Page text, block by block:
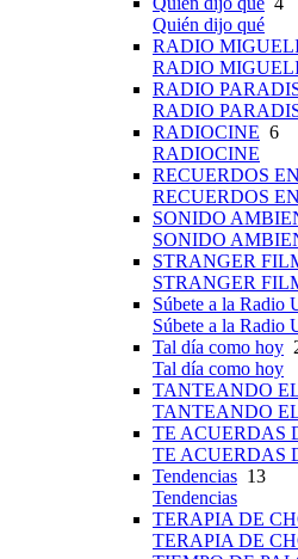
Quién dijo qué
RADIO
RADIO
RADIO
RADIO
RADIOCINE 6
RADIOCINE
RECUERDOS
RECUERDOS
SONIDO
SONIDO
STRANGER
STRANGER
Súbete a la Radio
Súbete a la Radio
Tal día como hoy
Tal día como hoy
TANTEANDO
TANTEANDO
TE ACUERDAS
TE ACUERDAS
Tendencias 13
Tendencias
TERAPIA DE
TERAPIA DE